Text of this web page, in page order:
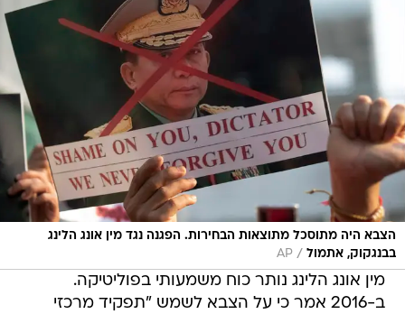
הצבא היה מתוסכל מתוצאות הבחירות. הפגנה נגד מין אונג הלינג
בבנגקוק, אתמול /
AP
מין אונג הלינג נותר כוח משמעותי בפוליטיקה.
ב-2016 אמר כי על הצבא לשמש "תפקיד מרכזי